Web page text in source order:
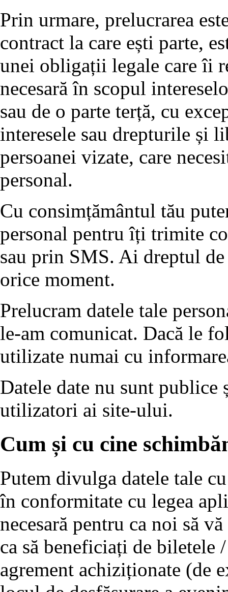
Prin urmare, prelucrarea
contract la care ești parte,
unei obligații legale care îi
necesară în scopul
sau de o parte terță, cu
interesele sau drepturile și
persoanei vizate, care
personal.
Cu consimțământul tău
personal pentru îți trimite
sau prin SMS. Ai dreptul
orice moment.
Prelucram datele tale
le-am comunicat. Dacă le
utilizate numai cu
Datele date nu sunt
utilizatori ai site-ului.
Cum și cu cine
Putem divulga datele tale
în conformitate cu legea
necesară pentru ca noi să
ca să beneficiați de biletele
agrement achiziționate (de